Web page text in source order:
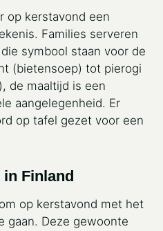
op kerstavond een
Families serveren
symbool staan voor de
(bietensoep) tot pierogi
de maaltijd is een
aangelegenheid. Er
op tafel gezet voor een
in Finland
op kerstavond met het
gaan. Deze gewoonte